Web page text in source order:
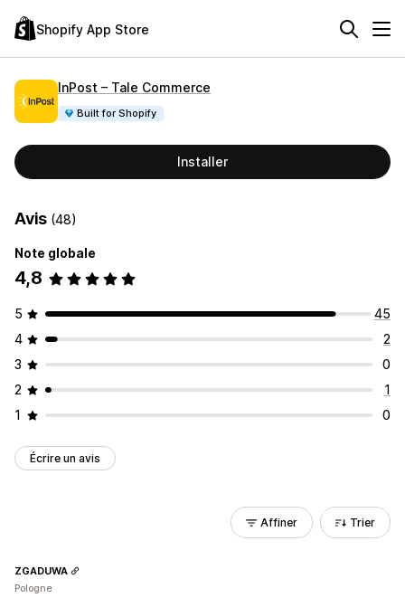
Shopify App Store
InPost – Tale Commerce
Built for Shopify
Installer
Avis (48)
Note globale
4,8
5
45
4
2
3
0
2
1
1
0
Écrire un avis
Affiner Trier
ZGADUWA
Pologne